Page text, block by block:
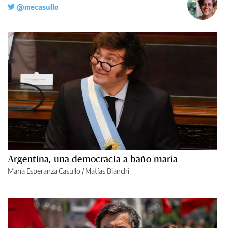
@mecasullo
Argentina, una democracia a baño maría
María Esperanza Casullo /Matías Bianchi